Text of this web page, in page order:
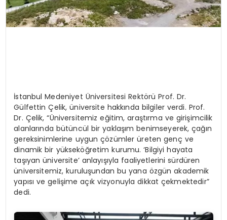
İstanbul Medeniyet Üniversitesi Rektörü Prof. Dr.
Gülfettin Çelik, üniversite hakkında bilgiler verdi. Prof.
Dr. Çelik, “Üniversitemiz eğitim, araştırma ve girişimcilik
alanlarında bütüncül bir yaklaşım benimseyerek, çağın
gereksinimlerine uygun çözümler üreten genç ve
dinamik bir yükseköğretim kurumu. ‘Bilgiyi hayata
taşıyan üniversite’ anlayışıyla faaliyetlerini sürdüren
üniversitemiz, kuruluşundan bu yana özgün akademik
yapısı ve gelişime açık vizyonuyla dikkat çekmektedir”
dedi.